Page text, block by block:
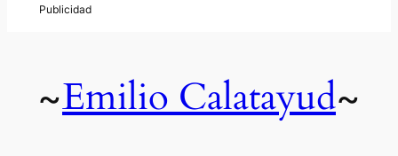
~Emilio Calatayud~